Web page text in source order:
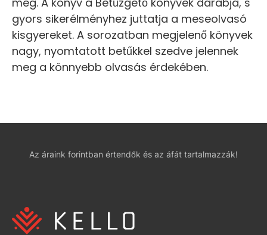
gyors sikerélményhez juttatja a meseolvasó
kisgyereket. A sorozatban megjelenő könyvek
nagy, nyomtatott betűkkel szedve jelennek
meg a könnyebb olvasás érdekében.
Az áraink forintban értendők és az áfát tartalmazzák!